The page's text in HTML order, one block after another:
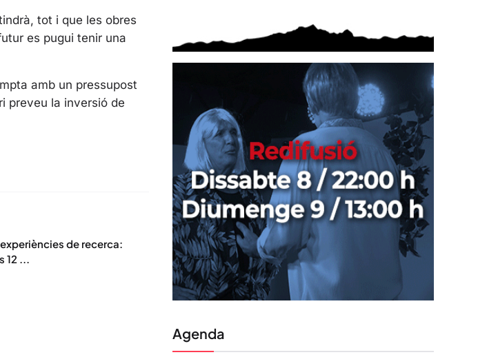
s
e
tot i que les obres
es pugui tenir una
amb un pressupost
preveu la inversió de
de recerca:
12 ...
Agenda